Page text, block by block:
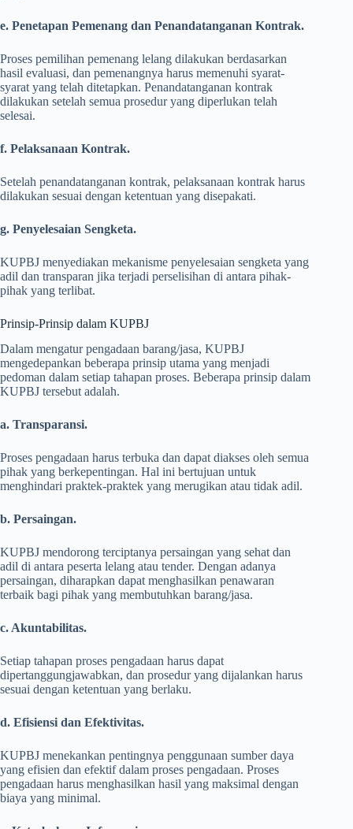
e. Penetapan Pemenang dan Penandatanganan Kontrak.
Proses pemilihan pemenang lelang dilakukan berdasarkan
hasil evaluasi, dan pemenangnya harus memenuhi syarat-
syarat yang telah ditetapkan. Penandatanganan kontrak
dilakukan setelah semua prosedur yang diperlukan telah
selesai.
f. Pelaksanaan Kontrak.
Setelah penandatanganan kontrak, pelaksanaan kontrak harus
dilakukan sesuai dengan ketentuan yang disepakati.
g. Penyelesaian Sengketa.
KUPBJ menyediakan mekanisme penyelesaian sengketa yang
adil dan transparan jika terjadi perselisihan di antara pihak-
pihak yang terlibat.
Prinsip-Prinsip dalam KUPBJ
Dalam mengatur pengadaan barang/jasa, KUPBJ
mengedepankan beberapa prinsip utama yang menjadi
pedoman dalam setiap tahapan proses. Beberapa prinsip dalam
KUPBJ tersebut adalah.
a. Transparansi.
Proses pengadaan harus terbuka dan dapat diakses oleh semua
pihak yang berkepentingan. Hal ini bertujuan untuk
menghindari praktek-praktek yang merugikan atau tidak adil.
b. Persaingan.
KUPBJ mendorong terciptanya persaingan yang sehat dan
adil di antara peserta lelang atau tender. Dengan adanya
persaingan, diharapkan dapat menghasilkan penawaran
terbaik bagi pihak yang membutuhkan barang/jasa.
c. Akuntabilitas.
Setiap tahapan proses pengadaan harus dapat
dipertanggungjawabkan, dan prosedur yang dijalankan harus
sesuai dengan ketentuan yang berlaku.
d. Efisiensi dan Efektivitas.
KUPBJ menekankan pentingnya penggunaan sumber daya
yang efisien dan efektif dalam proses pengadaan. Proses
pengadaan harus menghasilkan hasil yang maksimal dengan
biaya yang minimal.